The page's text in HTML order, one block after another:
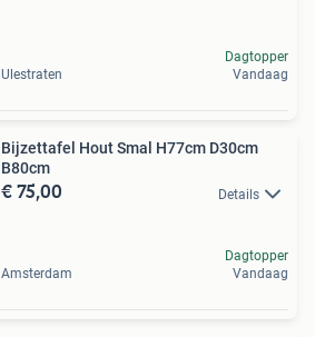
Ulestraten
Dagtopper
Vandaag
Bijzettafel Hout Smal H77cm D30cm
B80cm
€ 75,00 Details
Amsterdam
Dagtopper
Vandaag